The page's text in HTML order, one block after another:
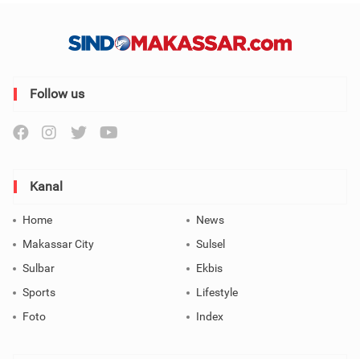
Follow us
Kanal
Home
News
Makassar City
Sulsel
Sulbar
Ekbis
Sports
Lifestyle
Foto
Index